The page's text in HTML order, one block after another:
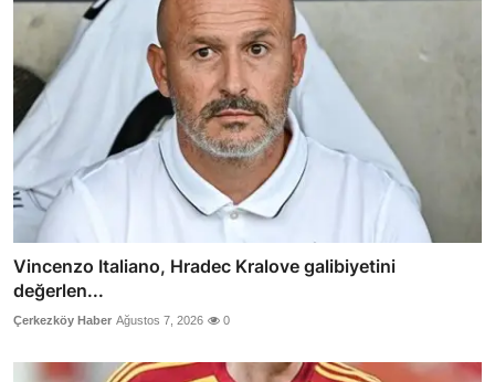
Vincenzo Italiano, Hradec Kralove galibiyetini
değerlen...
Çerkezköy Haber Ağustos 7, 2026 0